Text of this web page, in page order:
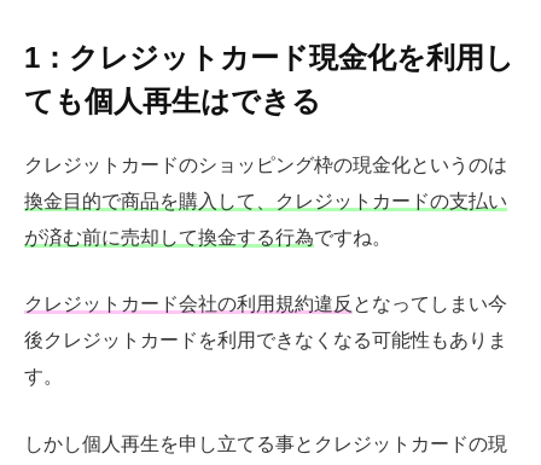
1：クレジットカード現金化を利用し
ても個人再生はできる
クレジットカードのショッピング枠の現金化というのは
換金目的で商品を購入して、クレジットカードの支払い
が済む前に売却して換金する行為ですね。
クレジットカード会社の利用規約違反 となってしまい今
後クレジットカードを利用できなくなる可能性もありま
す。
しかし個人再生を申し立てる事とクレジットカードの現